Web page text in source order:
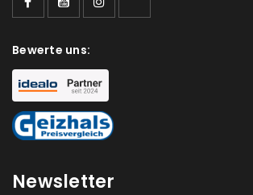
Ich stimme zu
Ja, ich möchte ein Kundenkonto
akzeptiere die
REGISTRIEREN
Bewerte uns:
Newsletter